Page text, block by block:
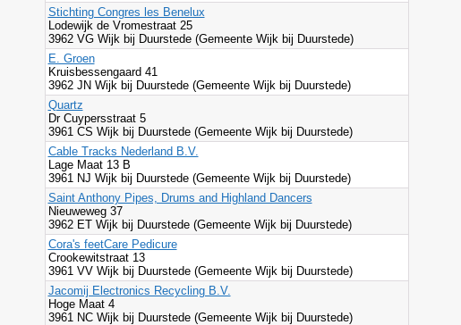
Stichting Congres les Benelux
Lodewijk de Vromestraat 25
3962 VG Wijk bij Duurstede (Gemeente Wijk bij Duurstede)
E. Groen
Kruisbessengaard 41
3962 JN Wijk bij Duurstede (Gemeente Wijk bij Duurstede)
Quartz
Dr Cuypersstraat 5
3961 CS Wijk bij Duurstede (Gemeente Wijk bij Duurstede)
Cable Tracks Nederland B.V.
Lage Maat 13 B
3961 NJ Wijk bij Duurstede (Gemeente Wijk bij Duurstede)
Saint Anthony Pipes, Drums and Highland Dancers
Nieuweweg 37
3962 ET Wijk bij Duurstede (Gemeente Wijk bij Duurstede)
Cora's feetCare Pedicure
Crookewitstraat 13
3961 VV Wijk bij Duurstede (Gemeente Wijk bij Duurstede)
Jacomij Electronics Recycling B.V.
Hoge Maat 4
3961 NC Wijk bij Duurstede (Gemeente Wijk bij Duurstede)